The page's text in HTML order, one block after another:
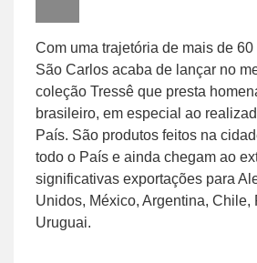
Com uma trajetória de mais de 60
São Carlos acaba de lançar no
coleção Tressê que presta
brasileiro, em especial ao
País. São produtos feitos na
todo o País e ainda chegam ao
significativas exportações para
Unidos, México, Argentina, Chile,
Uruguai.